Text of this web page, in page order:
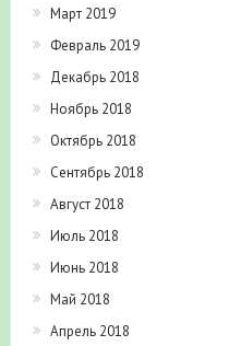
Март 2019
Февраль 2019
Декабрь 2018
Ноябрь 2018
Октябрь 2018
Сентябрь 2018
Август 2018
Июль 2018
Июнь 2018
Май 2018
Апрель 2018